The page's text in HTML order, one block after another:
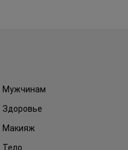
Мужчинам
Здоровье
Макияж
Тело